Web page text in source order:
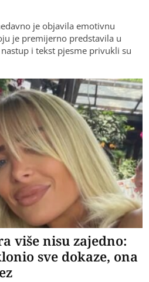
je objavila emotivnu
je premijerno predstavila u
nastup i tekst pjesme privukli su
više nisu zajedno:
sve dokaze, ona